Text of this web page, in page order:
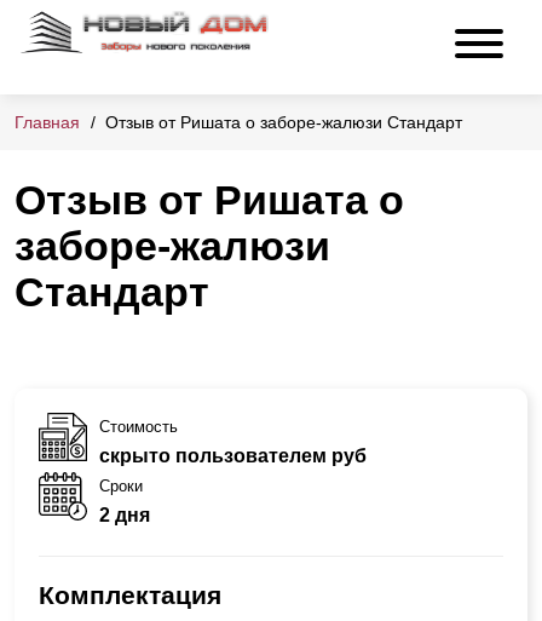
Главная Отзыв от Ришата о заборе-жалюзи Стандарт
Отзыв от Ришата о
заборе-жалюзи
Стандарт
Стоимость
скрыто пользователем руб
Сроки
2 дня
Комплектация